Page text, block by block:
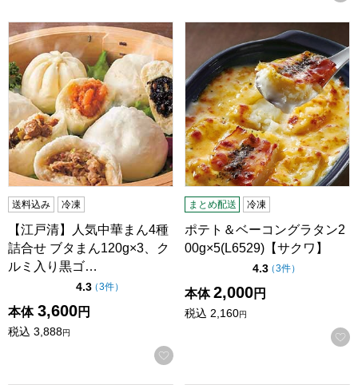
【江戸清】人気中華まん4種詰合せ ブタまん120g×3、クル
送料込み 冷凍
【江戸清】人気中華まん4種
詰合せ ブタまん120g×3、ク
ルミ入り黒ゴ…
4.3点（5点満点中）
（3件の評価
）
本体 3,600円
税込 3,888円
お気に入りに登録する
ポテト＆ベーコングラタン
まとめ配送 冷凍
ポテト＆ベーコングラタン2
00g×5(L6529)【サクワ】
4.3点（5点満点中）
（3件の評価
）
本体 2,000円
税込 2,160円